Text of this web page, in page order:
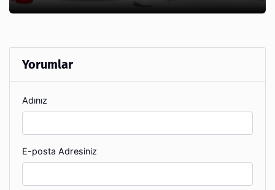
Yorumlar
Adınız
E-posta Adresiniz